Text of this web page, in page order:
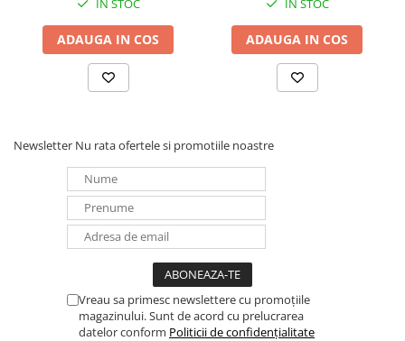
Acumulatori
Statii de incarcare EV
Pompe de caldura
IN STOC
ADAUGA IN COS
IN STOC
ADAUGA IN COS
Newsletter Nu rata ofertele si promotiile noastre
Vreau sa primesc newslettere cu promoțiile
magazinului. Sunt de acord cu prelucrarea
datelor conform Politicii de confidențialitate